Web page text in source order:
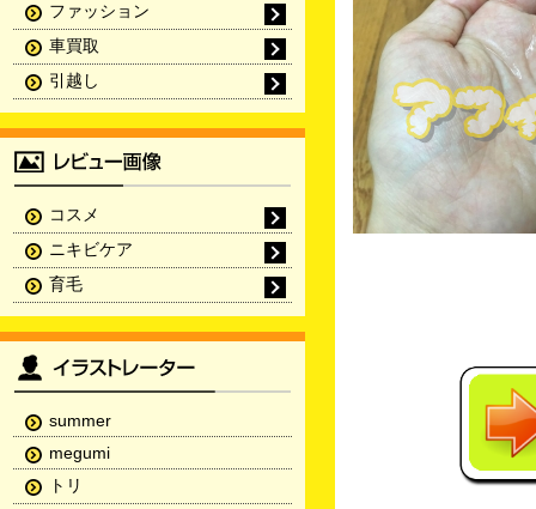
ファッション
車買取
引越し
コスメ
ニキビケア
育毛
summer
megumi
トリ